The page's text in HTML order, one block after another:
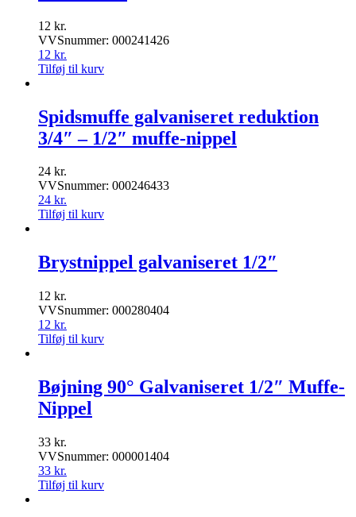
12 kr.
VVSnummer: 000241426
12 kr.
Tilføj til kurv
Spidsmuffe galvaniseret reduktion
3/4″ – 1/2″ muffe-nippel
24 kr.
VVSnummer: 000246433
24 kr.
Tilføj til kurv
Brystnippel galvaniseret 1/2″
12 kr.
VVSnummer: 000280404
12 kr.
Tilføj til kurv
Bøjning 90° Galvaniseret 1/2″ Muffe-
Nippel
33 kr.
VVSnummer: 000001404
33 kr.
Tilføj til kurv